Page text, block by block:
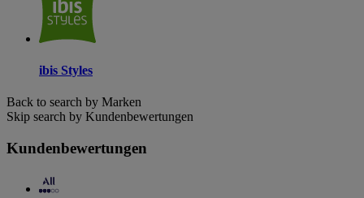
ibis Styles
Back to search by Marken
Skip search by Kundenbewertungen
Kundenbewertungen